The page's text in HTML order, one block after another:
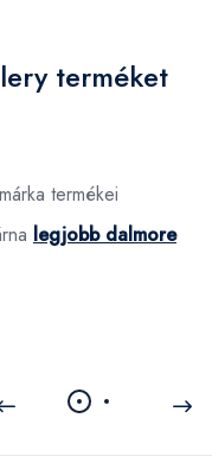
terméket
termékei
legjobb dalmore